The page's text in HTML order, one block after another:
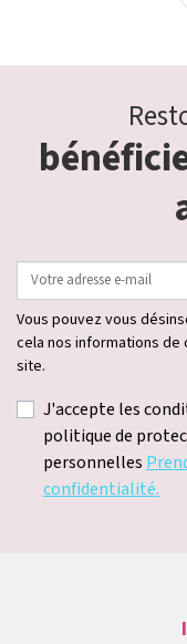
Vous pouvez vous
cela nos informations
site.
J'accepte les
politique de
personnelles
confidentialité.